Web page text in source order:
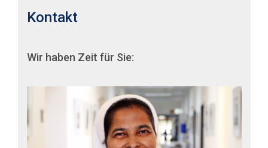
Kontakt
Wir haben Zeit für Sie: